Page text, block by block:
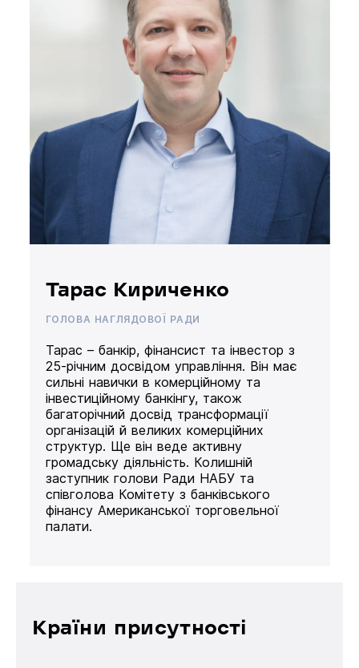
Тарас Кириченко
ГОЛОВА НАГЛЯДОВОЇ РАДИ
Тарас – банкір, фінансист та інвестор з
25-річним досвідом управління. Він має
сильні навички в комерційному та
інвестиційному банкінгу, також
багаторічний досвід трансформації
організацій й великих комерційних
структур. Ще він веде активну
громадську діяльність. Колишній
заступник голови Ради НАБУ та
співголова Комітету з банківського
фінансу Американської торговельної
палати.
Країни присутності